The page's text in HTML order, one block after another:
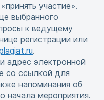
участие».
выбранного
к ведущему
регистрации или
.
адрес электронной
со ссылкой для
напоминания об
начала мероприятия.